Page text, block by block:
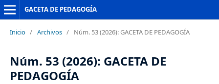
GACETA DE PEDAGOGÍA
Inicio / Archivos / Núm. 53 (2026): GACETA DE PEDAGOGÍA
Núm. 53 (2026): GACETA DE
PEDAGOGÍA